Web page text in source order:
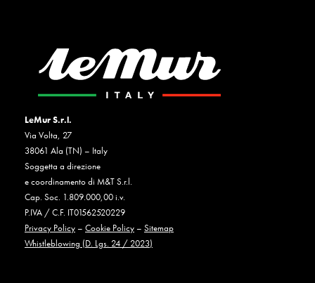
LeMur S.r.l.
Via Volta, 27
38061 Ala (TN) – Italy
Soggetta a direzione
e coordinamento di M&T S.r.l.
Cap. Soc. 1.809.000,00 i.v.
P.IVA / C.F. IT01562520229
Privacy Policy– Cookie Policy– Sitemap
Whistleblowing (D. Lgs. 24 / 2023)